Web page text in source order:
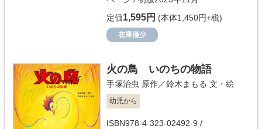
定価1,595円 (本体1,450円+税)
在庫僅少
火の鳥 いのちの物語
手塚治虫 原作／鈴木まもる 文・絵
幼児から
ISBN978-4-323-02492-9 /